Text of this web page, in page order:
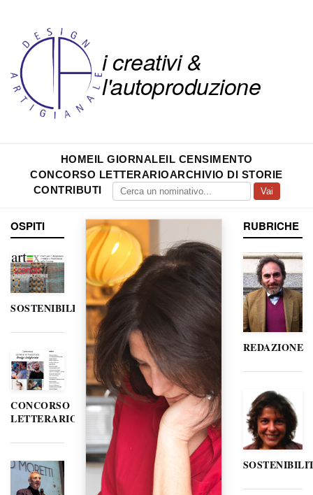
i creativi &
l'autoproduzione
HOMEIL GIORNALEIL CENSIMENTO
CONCORSO LETTERARIOARCHIVIO DI STORIE
CONTRIBUTI
Vai
OSPITI
SOSTENIBILITÀ
CONCORSO
LETTERARIO
RUBRICHE
REDAZIONE